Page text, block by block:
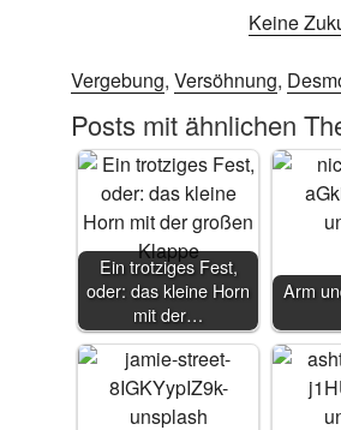
Keine
Vergebung, Versöhnung,
Posts mit ähnlichen
Ein trotziges Fest,
oder: das kleine Horn
mit der…
Arm